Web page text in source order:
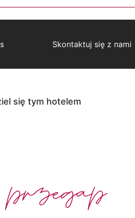
Skontaktuj się z nami
się tym hotelem